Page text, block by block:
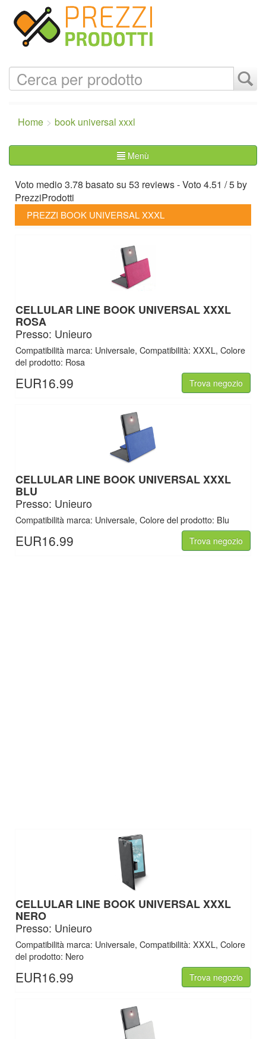
Home book universal xxxl
Menù
Voto medio3.78 basato su 53 reviews- Voto4.51 /5by
PrezziProdotti
PREZZI BOOK UNIVERSAL XXXL
CELLULAR LINE BOOK UNIVERSAL XXXL
ROSA
Presso: Unieuro
Compatibilità marca: Universale, Compatibilità: XXXL, Colore
del prodotto: Rosa
EUR16.99 Trova negozio
CELLULAR LINE BOOK UNIVERSAL XXXL
BLU
Presso: Unieuro
Compatibilità marca: Universale, Colore del prodotto: Blu
EUR16.99 Trova negozio
CELLULAR LINE BOOK UNIVERSAL XXXL
NERO
Presso: Unieuro
Compatibilità marca: Universale, Compatibilità: XXXL, Colore
del prodotto: Nero
EUR16.99 Trova negozio